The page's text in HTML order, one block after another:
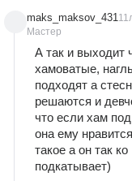
maks_maksov_431
Мастер
А так и выходит
хамоватые,
подходят а
решаются и
что если хам
она ему
такое а он так
подкатывает)